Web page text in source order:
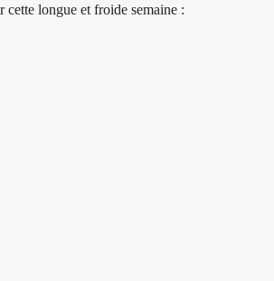
cette longue et froide semaine :